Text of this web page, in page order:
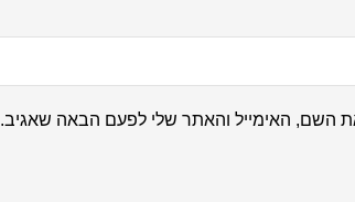
השם, האימייל והאתר שלי לפעם הבאה שאגיב.